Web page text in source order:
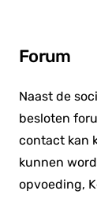
Forum
Naast de
besloten
contact kan
kunnen
opvoeding,